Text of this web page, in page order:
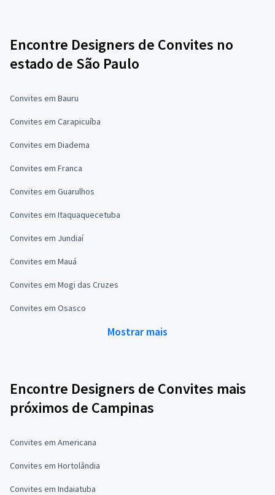
Encontre Designers de Convites no
estado de São Paulo
Convites em Bauru
Convites em Carapicuíba
Convites em Diadema
Convites em Franca
Convites em Guarulhos
Convites em Itaquaquecetuba
Convites em Jundiaí
Convites em Mauá
Convites em Mogi das Cruzes
Convites em Osasco
Mostrar mais
Encontre Designers de Convites mais
próximos de Campinas
Convites em Americana
Convites em Hortolândia
Convites em Indaiatuba